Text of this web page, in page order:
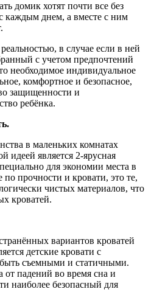
домик хотят почти все без
каждым днем, а вместе с ним
в случае если в ней
с учетом предпочтений
необходимое индивидуальное
комфортное и безопасное,
защищенности и
ребёнка.
в маленьких комнатах
идеей является 2-ярусная
для экономии места в
прочности и кровати, это те,
чистых материалов, что
кроватей.
вариантов кроватей
детские кровати с
съемными и статичными.
падений во время сна и
наиболее безопасный для